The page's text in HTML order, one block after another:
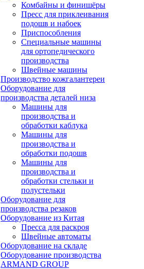
Комбайны и финишёры
Пресс для приклеивания
подошв и набоек
Приспособления
Специальные машины
для ортопедического
производства
Швейные машины
Производство кожгалантереи
Оборудование для
производства деталей низа
Машины для
производства и
обработки каблука
Машины для
производства и
обработки подошв
Машины для
производства и
обработки стельки и
полустельки
Оборудование для
производства резаков
Оборудование из Китая
Пресса для раскроя
Швейные автоматы
Оборудование на складе
Оборудование производства
ARMAND GROUP